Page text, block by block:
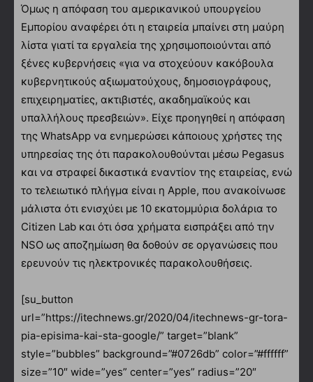
Όμως η απόφαση του αμερικανικού υπουργείου
Εμπορίου αναφέρει ότι η εταιρεία μπαίνει στη μαύρη
λίστα γιατί τα εργαλεία της χρησιμοποιούνται από
ξένες κυβερνήσεις «για να στοχεύουν κακόβουλα
κυβερνητικούς αξιωματούχους, δημοσιογράφους,
επιχειρηματίες, ακτιβιστές, ακαδημαϊκούς και
υπαλλήλους πρεσβειών». Είχε προηγηθεί η απόφαση
της WhatsApp να ενημερώσει κάποιους χρήστες της
υπηρεσίας της ότι παρακολουθούνται μέσω Pegasus
και να στραφεί δικαστικά εναντίον της εταιρείας, ενώ
το τελειωτικό πλήγμα είναι η Apple, που ανακοίνωσε
μάλιστα ότι ενισχύει με 10 εκατομμύρια δολάρια το
Citizen Lab και ότι όσα χρήματα εισπράξει από την
ΝSO ως αποζημίωση θα δοθούν σε οργανώσεις που
ερευνούν τις ηλεκτρονικές παρακολουθήσεις.
[su_button
url=”https://itechnews.gr/2020/04/itechnews-gr-tora-
pia-episima-kai-sta-google/” target=”blank”
style=”bubbles” background=”#0726db” color=”#ffffff”
size=”10″ wide=”yes” center=”yes” radius=”20″